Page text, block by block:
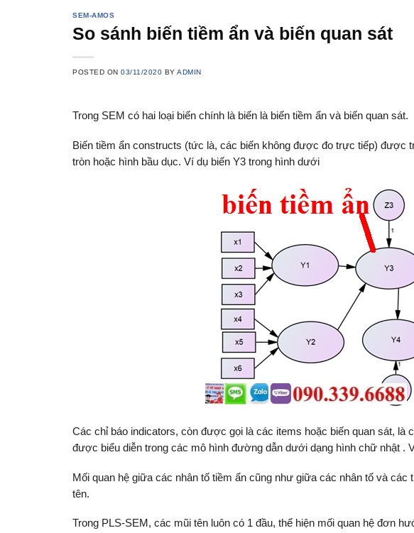
SEM-AMOS
So sánh biến tiềm ẩn và biến quan sát
POSTED ON03/11/2020 BYADMIN
Trong SEM có hai loại biến chính là biến là biến tiềm ẩn và biến quan sát.
Biến tiềm ẩn constructs (tức là, các biến không được đo trực tiếp) được
tròn hoặc hình bầu dục. Ví dụ biến Y3 trong hình dưới
Các chỉ báo indicators, còn được gọi là các items hoặc biến quan sát,
được biểu diễn trong các mô hình đường dẫn dưới dạng hình chữ nhật .
Mối quan hệ giữa các nhân tố tiềm ẩn cũng như giữa các nhân tố và
tên.
Trong PLS-SEM, các mũi tên luôn có 1 đầu, thể hiện mối quan hệ đơn